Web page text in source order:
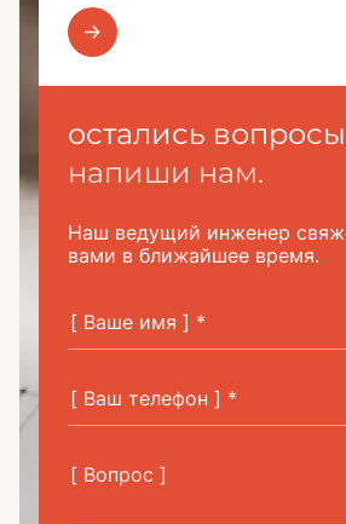
остались
напиши нам.
Наш ведущий инженер
вами в ближайшее время.